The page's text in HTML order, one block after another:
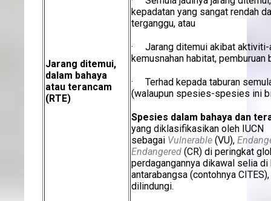
Jarang ditemui,
dalam bahaya
atau terancam
(RTE)
kepadatan yang sangat rendah
terganggu, atau
· Jarang ditemui akibat aktiviti-
kemusnahan habitat, pemburuan
· Terhad kepada taburan
(walaupun spesies-spesies ini
Spesies dalam bahaya dan
yang diklasifikasikan oleh IUCN
sebagai Vulnerable (VU),
Endangered (CR) di peringkat
perdagangannya dikawal selia di
antarabangsa (contohnya
dilindungi.